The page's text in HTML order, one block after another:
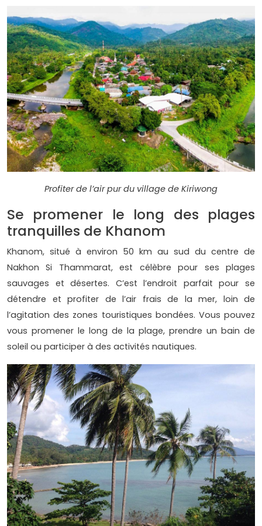
Profiter de l’air pur du village de Kiriwong
Se promener le long des plages
tranquilles de Khanom
Khanom, situé à environ 50 km au sud du centre de
Nakhon Si Thammarat, est célèbre pour ses plages
sauvages et désertes. C’est l’endroit parfait pour se
détendre et profiter de l’air frais de la mer, loin de
l’agitation des zones touristiques bondées. Vous pouvez
vous promener le long de la plage, prendre un bain de
soleil ou participer à des activités nautiques.